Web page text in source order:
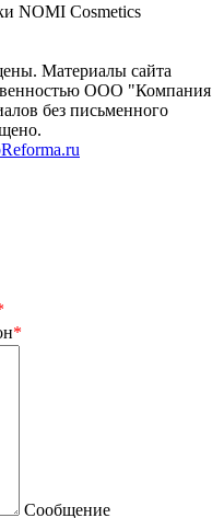
NOMI Сosmetics
Материалы сайта
ООО "Компания
без письменного
*
Сообщение